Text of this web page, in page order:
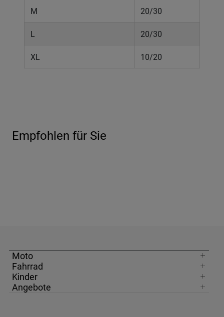
M 20/30
L 20/30
XL 10/20
Empfohlen für Sie
Moto
Fahrrad
Kinder
Angebote